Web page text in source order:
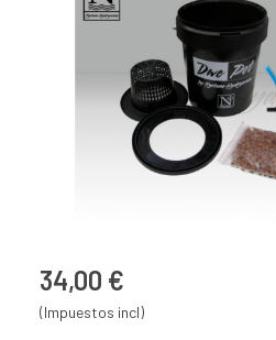
34,00 €
(Impuestos incl)